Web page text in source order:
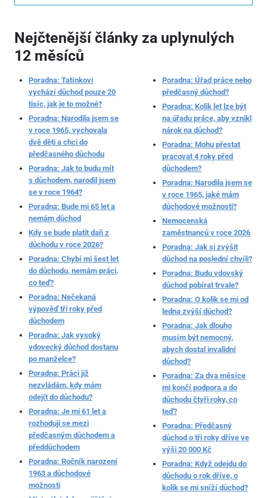
Nejčtenější články za uplynulých
12 měsíců
Poradna: Tatínkovi
vychází důchod pouze 20
tisíc, jak je to možné?
Poradna: Narodila jsem se
v roce 1965, vychovala
dvě děti a chci do
předčasného důchodu
Poradna: Jak to budu mít
s důchodem, narodil jsem
se v roce 1964?
Poradna: Bude mi 65 let a
nemám důchod
Kdy se bude platit daň z
důchodu v roce 2026?
Poradna: Chybí mi šest let
do důchodu, nemám práci,
co teď?
Poradna: Nečekaná
výpověď tři roky před
důchodem
Poradna: Jak vysoký
vdovecký důchod dostanu
po manželce?
Poradna: Práci již
nezvládám, kdy mám
odejít do důchodu?
Poradna: Je mi 61 let a
rozhoduji se mezi
předčasným důchodem a
předdůchodem
Poradna: Ročník narození
1963 a důchodové
možnosti
Poradna: Úřad práce nebo
předčasný důchod?
Poradna: Kolik let lze být
na úřadu práce, aby vznikl
nárok na důchod?
Poradna: Mohu přestat
pracovat 4 roky před
důchodem?
Poradna: Narodila jsem se
v roce 1965, jaké mám
důchodové možnosti?
Nemocenská
zaměstnanců v roce 2026
Poradna: Jak si zvýšit
důchod na poslední chvíli?
Poradna: Budu vdovský
důchod pobírat trvale?
Poradna: O kolik se mi od
ledna zvýší důchod?
Poradna: Jak dlouho
musím být nemocný,
abych dostal invalidní
důchod?
Poradna: Za dva měsíce
mi končí podpora a do
důchodu čtyři roky, co
teď?
Poradna: Předčasný
důchod o tři roky dříve ve
výši 20 000 Kč
Poradna: Když odejdu do
důchodu o rok dříve, o
kolik se mi sníží důchod?